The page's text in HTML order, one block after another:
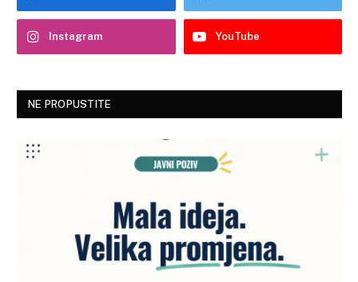
Instagram YouTube
NE PROPUSTITE